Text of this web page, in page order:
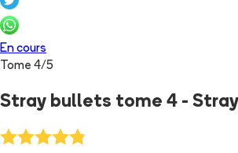
En cours
Tome 4/5
Stray bullets tome 4 -